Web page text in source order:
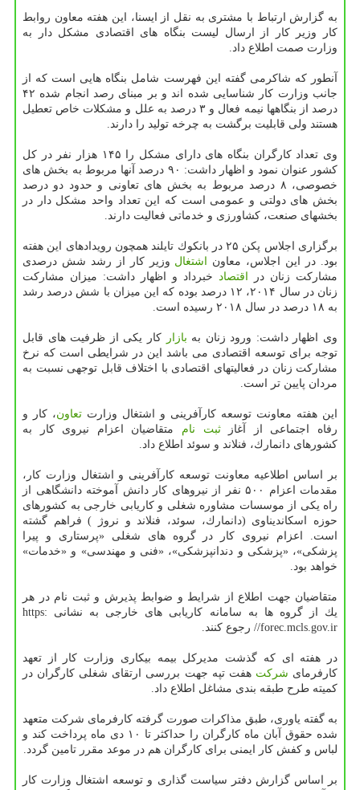
به گزارش ارتباط با مشتری به نقل از ایسنا، این هفته معاون روابط
كار وزیر كار از ارسال لیست بنگاه های اقتصادی مشكل دار به
وزارت صمت اطلاع داد.
آنطور كه شاكرمی گفته این فهرست شامل بنگاه هایی است كه از
جانب وزارت كار شناسایی شده اند و بر مبنای رصد انجام شده ۴۲
درصد از بنگاهها نیمه فعال و ۳ درصد به علل و مشكلات خاص تعطیل
هستند ولی قابلیت برگشت به چرخه تولید را دارند.
وی تعداد كارگران بنگاه های دارای مشكل را ۱۴۵ هزار نفر در كل
كشور عنوان نمود و اظهار داشت: ۹۰ درصد آنها مربوط به بخش های
خصوصی، ۸ درصد مربوط به بخش های تعاونی و حدود دو درصد
بخش های دولتی و عمومی است كه این تعداد واحد مشكل دار در
بخشهای صنعت، كشاورزی و خدماتی فعالیت دارند.
برگزاری اجلاس پكن ۲۵ در بانكوك تایلند همچون رویدادهای این هفته
بود. در این اجلاس، معاون
اشتغال وزیر كار از رشد شش درصدی
مشاركت زنان در
اقتصاد خبرداد و اظهار داشت: میزان مشاركت
زنان در سال ۲۰۱۴، ۱۲ درصد بوده كه این میزان با شش درصد رشد
به ۱۸ درصد در سال ۲۰۱۸ رسیده است.
وی اظهار داشت: ورود زنان به بازار
كار یكی از ظرفیت های قابل
توجه برای توسعه اقتصادی می باشد این در شرایطی است كه نرخ
مشاركت زنان در فعالیتهای اقتصادی با اختلاف قابل توجهی نسبت به
مردان پایین تر است.
این هفته معاونت توسعه كارآفرینی و اشتغال وزارت تعاون، كار و
رفاه اجتماعی از آغازثبت نام متقاضیان اعزام نیروی كار به
كشورهای دانمارك، فنلاند و سوئد اطلاع داد.
بر اساس اطلاعیه معاونت توسعه كارآفرینی و اشتغال وزارت كار،
مقدمات اعزام ۵۰۰ نفر از نیروهای كار دانش آموخته دانشگاهی از
راه یكی از موسسات مشاوره شغلی و كاریابی خارجی به كشورهای
حوزه اسكاندیناوی (دانمارك، سوئد، فنلاند و نروژ ) فراهم گشته
است. اعزام نیروی كار در گروه های شغلی «پرستاری و پیرا
پزشكی»، «پزشكی و دندانپزشكی»، «فنی و مهندسی» و «خدمات»
خواهد بود.
متقاضیان جهت اطلاع از شرایط و ضوابط پذیرش و ثبت نام در هر
یك از گروه ها به سامانه كاریابی های خارجی به نشانی https:
//forec.mcls.gov.ir رجوع كنند.
در هفته ای كه گذشت مدیركل بیمه بیكاری وزارت كار از تعهد
كارفرمای شركت هفت تپه جهت بررسی ارتقای شغلی كارگران در
كمیته طرح طبقه بندی مشاغل اطلاع داد.
به گفته یاوری، طبق مذاكرات صورت گرفته كارفرمای شركت متعهد
شده حقوق آبان ماه كارگران را حداكثر تا ۱۰ دی ماه پرداخت كند و
لباس و كفش كار ایمنی برای كارگران هم در موعد مقرر تامین گردد.
بر اساس گزارش دفتر سیاست گذاری و توسعه اشتغال وزارت كار